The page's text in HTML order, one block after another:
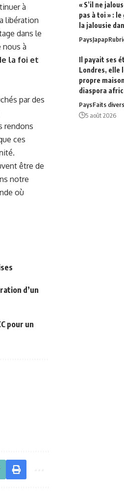
à
libération
dans ‍le
nous ⁤à
la foi et
par des
rendons⁤
ces
être de
notre
où
d’un
pour un
« S’il ne
pas à toi » :
la jalousie
PaysJapap
Il payait ses
Londres, elle
propre
diaspora
PaysFaits divers
5 août 2026